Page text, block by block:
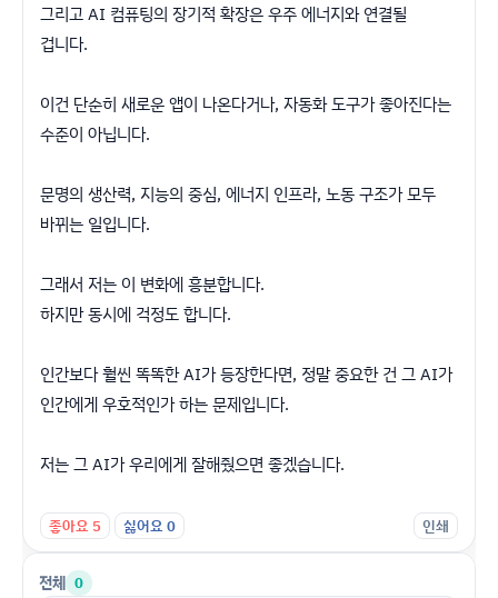
그리고 AI 컴퓨팅의 장기적 확장은 우주 에너지와 연결될
겁니다.
이건 단순히 새로운 앱이 나온다거나, 자동화 도구가 좋아진다는
수준이 아닙니다.
문명의 생산력, 지능의 중심, 에너지 인프라, 노동 구조가 모두
바뀌는 일입니다.
그래서 저는 이 변화에 흥분합니다.
하지만 동시에 걱정도 합니다.
인간보다 훨씬 똑똑한 AI가 등장한다면, 정말 중요한 건 그 AI가
인간에게 우호적인가 하는 문제입니다.
저는 그 AI가 우리에게 잘해줬으면 좋겠습니다.
좋아요 5 싫어요 0 인쇄
전체 0